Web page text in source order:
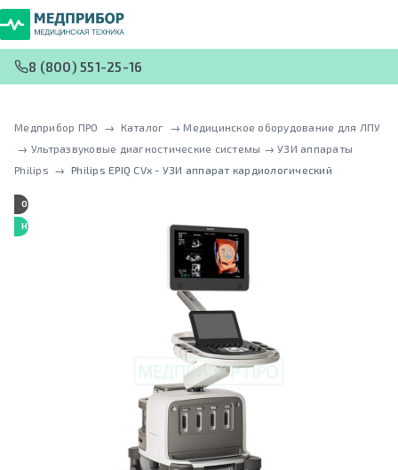
8 (800) 551-25-16
Медприбор ПРО → Каталог → Медицинское оборудование для ЛПУ
→ Ультразвуковые диагностические системы → УЗИ аппараты
Philips → Philips EPIQ CVx - УЗИ аппарат кардиологический
OLED-ЭКРАН
НОВИНКА